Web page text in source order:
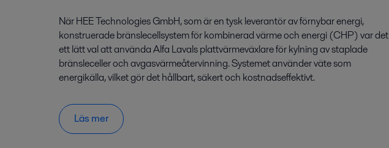
När HEE Technologies GmbH, som är en tysk leverantör av förnybar energi,
konstruerade bränslecellsystem för kombinerad värme och energi (CHP) var det
ett lätt val att använda Alfa Lavals plattvärmeväxlare för kylning av staplade
bränsleceller och avgasvärmeåtervinning. Systemet använder väte som
energikälla, vilket gör det hållbart, säkert och kostnadseffektivt.
Läs mer